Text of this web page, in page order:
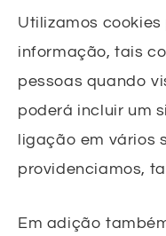
Utilizamos
informação, tais
pessoas quando
poderá incluir um
ligação em vários
providenciamos,
Em adição